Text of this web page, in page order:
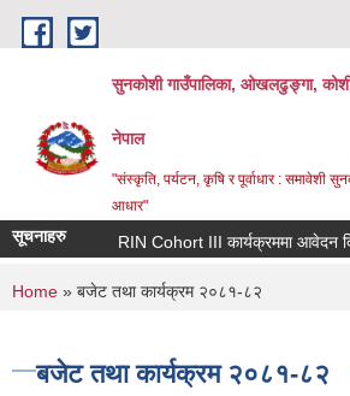
Skip to main content
सुनकोशी गाउँपालिका, ओखलढुङ्गा,
नेपाल
"संस्कृति, पर्यटन, कृषि र पूर्वाधार : समावेशी
आधार"
सूचनाहरु RIN Cohort III कार्यक्रममा आवेदन दिने
You are here
Home » बजेट तथा कार्यक्रम २०८१-८२
बजेट तथा कार्यक्रम २०८१-८२